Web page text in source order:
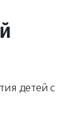
детей с